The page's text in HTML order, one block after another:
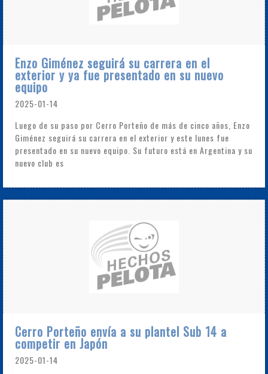
Enzo Giménez seguirá su carrera en el
exterior y ya fue presentado en su nuevo
equipo
2025-01-14
Luego de su paso por Cerro Porteño de más de cinco años, Enzo
Giménez seguirá su carrera en el exterior y este lunes fue
presentado en su nuevo equipo. Su futuro está en Argentina y su
nuevo club es
Cerro Porteño envía a su plantel Sub 14 a
competir en Japón
2025-01-14